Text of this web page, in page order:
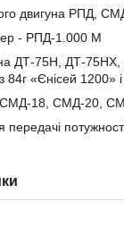
двигуна РПД,
- РПД-1.000 М
на ДТ-75Н, ДТ-
84г «Єнісей 1200»
СМД-18, СМД-20,